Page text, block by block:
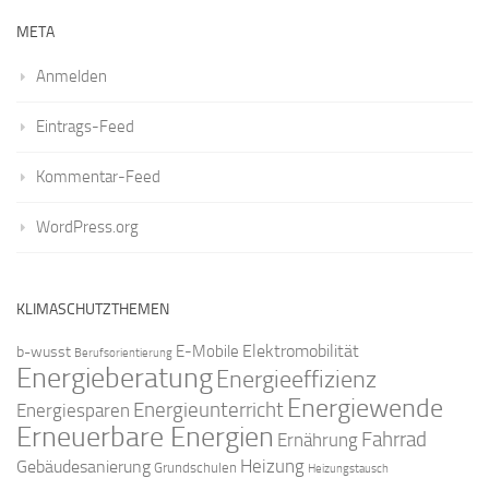
META
Anmelden
Eintrags-Feed
Kommentar-Feed
WordPress.org
KLIMASCHUTZTHEMEN
b-wusst Berufsorientierung E-Mobile Elektromobilität
EnergieberatungEnergieeffizienz
Energiesparen Energieunterricht Energiewende
Erneuerbare Energien Ernährung Fahrrad
Gebäudesanierung Grundschulen Heizung Heizungstausch